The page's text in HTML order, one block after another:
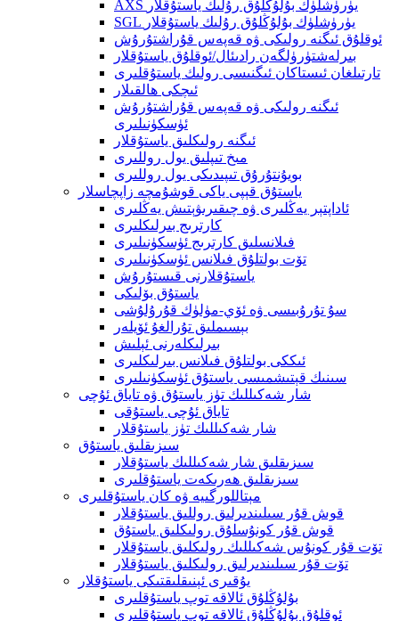
AXS يۈرۈشلۈك بۇلۇڭلۇق رۇلىك ياستۇقلار
SGL يۈرۈشلۈك بۇلۇڭلۇق رۇلىك ياستۇقلار
ئوقلۇق ئىگنە رولىكى ۋە قەپەس قۇراشتۇرۇش
بىرلەشتۈرۈلگەن رادىئال/ئوقلۇق ياستۇقلار
تارتىلغان ئىستاكان ئىگنىسى رولىك ياستۇقلىرى
ئىچكى ھالقىلار
ئىگنە رولىكى ۋە قەپەس قۇراشتۇرۇش
ئۈسكۈنىلىرى
ئىگنە رولىكلىق ياستۇقلار
مىخ تىپلىق يول روللىرى
بويۇنتۇرۇق تىپىدىكى يول روللىرى
ياستۇق قېپى ياكى قوشۇمچە زاپچاسلار
ئاداپتېر يەڭلىرى ۋە چىقىرىۋېتىش يەڭلىرى
كارترىج بىرلىكلىرى
فىلانسلىق كارترىج ئۈسكۈنىلىرى
تۆت بولتلۇق فىلانس ئۈسكۈنىلىرى
ياستۇقلارنى قىستۇرۇش
ياستۇق بۆلىكى
سۇ تۇرۇبىسى ۋە ئۆي-مۈلۈك قۇرۇلۇشى
بېسىملىق تۇرالغۇ ئۆيلەر
بىرلىكلەرنى ئېلىش
ئىككى بولتلۇق فىلانس بىرلىكلىرى
سىنىك قېتىشمىسى ياستۇق ئۈسكۈنىلىرى
شار شەكىللىك تۈز ياستۇق ۋە تاياق ئۇچى
تاياق ئۇچى ياستۇقى
شار شەكىللىك تۈز ياستۇقلار
سىزىقلىق ياستۇق
سىزىقلىق شار شەكىللىك ياستۇقلار
سىزىقلىق ھەرىكەت ياستۇقلىرى
مېتاللورگىيە ۋە كان ياستۇقلىرى
قوش قۇر سىلىندىرلىق روللىق ياستۇقلار
قوش قۇر كونۇسلۇق رولىكلىق ياستۇق
تۆت قۇر كونۇس شەكىللىك رولىكلىق ياستۇقلار
تۆت قۇر سىلىندىرلىق رولىكلىق ياستۇقلار
يۇقىرى ئېنىقلىقتىكى ياستۇقلار
بۇلۇڭلۇق ئالاقە توپ ياستۇقلىرى
ئوقلۇق بۇلۇڭلۇق ئالاقە توپ ياستۇقلىرى